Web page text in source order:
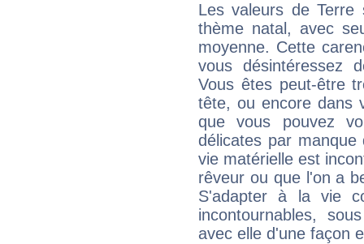
Les valeurs de Terre
thème natal, avec
moyenne. Cette
vous désintéressez
Vous êtes peut-être
tête, ou encore dans
que vous pouvez
délicates par
vie matérielle est
rêveur ou que l'on a
S'adapter à la vie
incontournables,
avec elle d'une façon